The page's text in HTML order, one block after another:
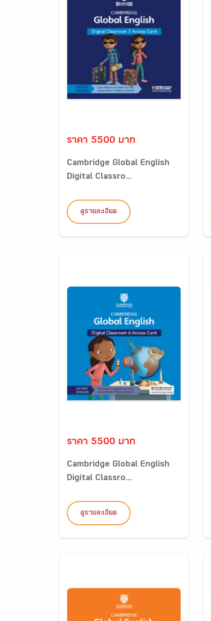
ราคา 5500 บาท
Cambridge Global English
Digital Classro...
ดูรายละเอียด
ราคา 5500 บาท
Cambridge Global English
Digital Classro...
ดูรายละเอียด